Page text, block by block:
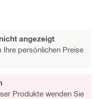
angezeigt
Ihre persönlichen Preise
Produkte wenden Sie